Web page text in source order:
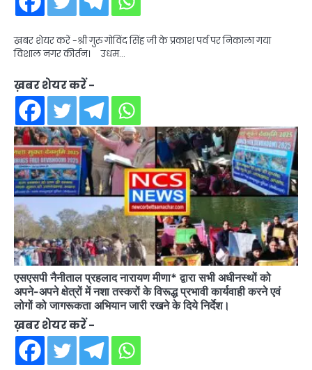
ख़बर शेयर करें -श्री गुरु गोविंद सिंह जी के प्रकाश पर्व पर निकाला गया
विशाल नगर कीर्तन। उधम…
ख़बर शेयर करें -
एसएसपी नैनीताल प्रहलाद नारायण मीणा* द्वारा सभी अधीनस्थों को
अपने-अपने क्षेत्रों में नशा तस्करों के विरूद्ध प्रभावी कार्यवाही करने एवं
लोगों को जागरूकता अभियान जारी रखने के दिये निर्देश।
ख़बर शेयर करें -